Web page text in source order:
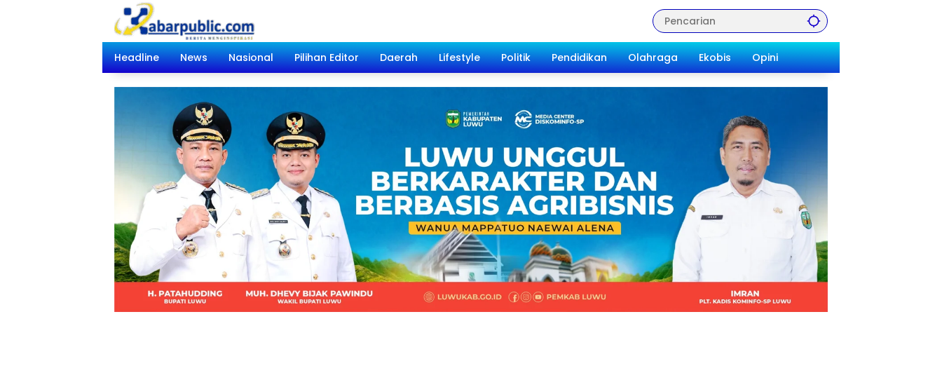
Headline
News Nasional Pilihan Editor Daerah Lifestyle Politik Pendidikan Olahraga Ekobis Opini